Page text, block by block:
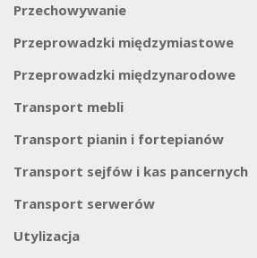
Przechowywanie
Przeprowadzki międzymiastowe
Przeprowadzki międzynarodowe
Transport mebli
Transport pianin i fortepianów
Transport sejfów i kas pancernych
Transport serwerów
Utylizacja